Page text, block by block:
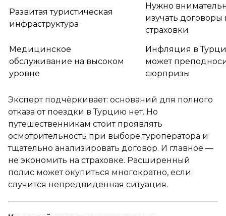
Развитая туристическая
инфраструктура
Нужно
изучать договоры
страховки
Медицинское
обслуживание на высоком
уровне
Инфляция в
может
сюрпризы
Эксперт подчёркивает: оснований для полного
отказа от поездки в Турцию нет. Но
путешественникам стоит проявлять
осмотрительность при выборе туроператора и
тщательно анализировать договор. И главное —
не экономить на страховке. Расширенный
полис может окупиться многократно, если
случится непредвиденная ситуация.